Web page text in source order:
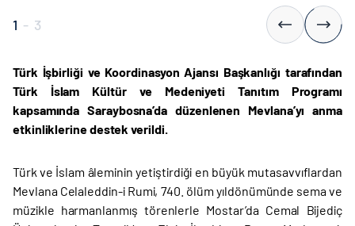
1 - 3
Türk İşbirliği ve Koordinasyon Ajansı Başkanlığı tarafından
Türk İslam Kültür ve Medeniyeti Tanıtım Programı
kapsamında Saraybosna’da düzenlenen Mevlana’yı anma
etkinliklerine destek verildi.
Türk ve İslam âleminin yetiştirdiği en büyük mutasavvıflardan
Mevlana Celaleddin-i Rumi, 740. ölüm yıldönümünde sema ve
müzikle harmanlanmış törenlerle Mostar’da Cemal Bijediç